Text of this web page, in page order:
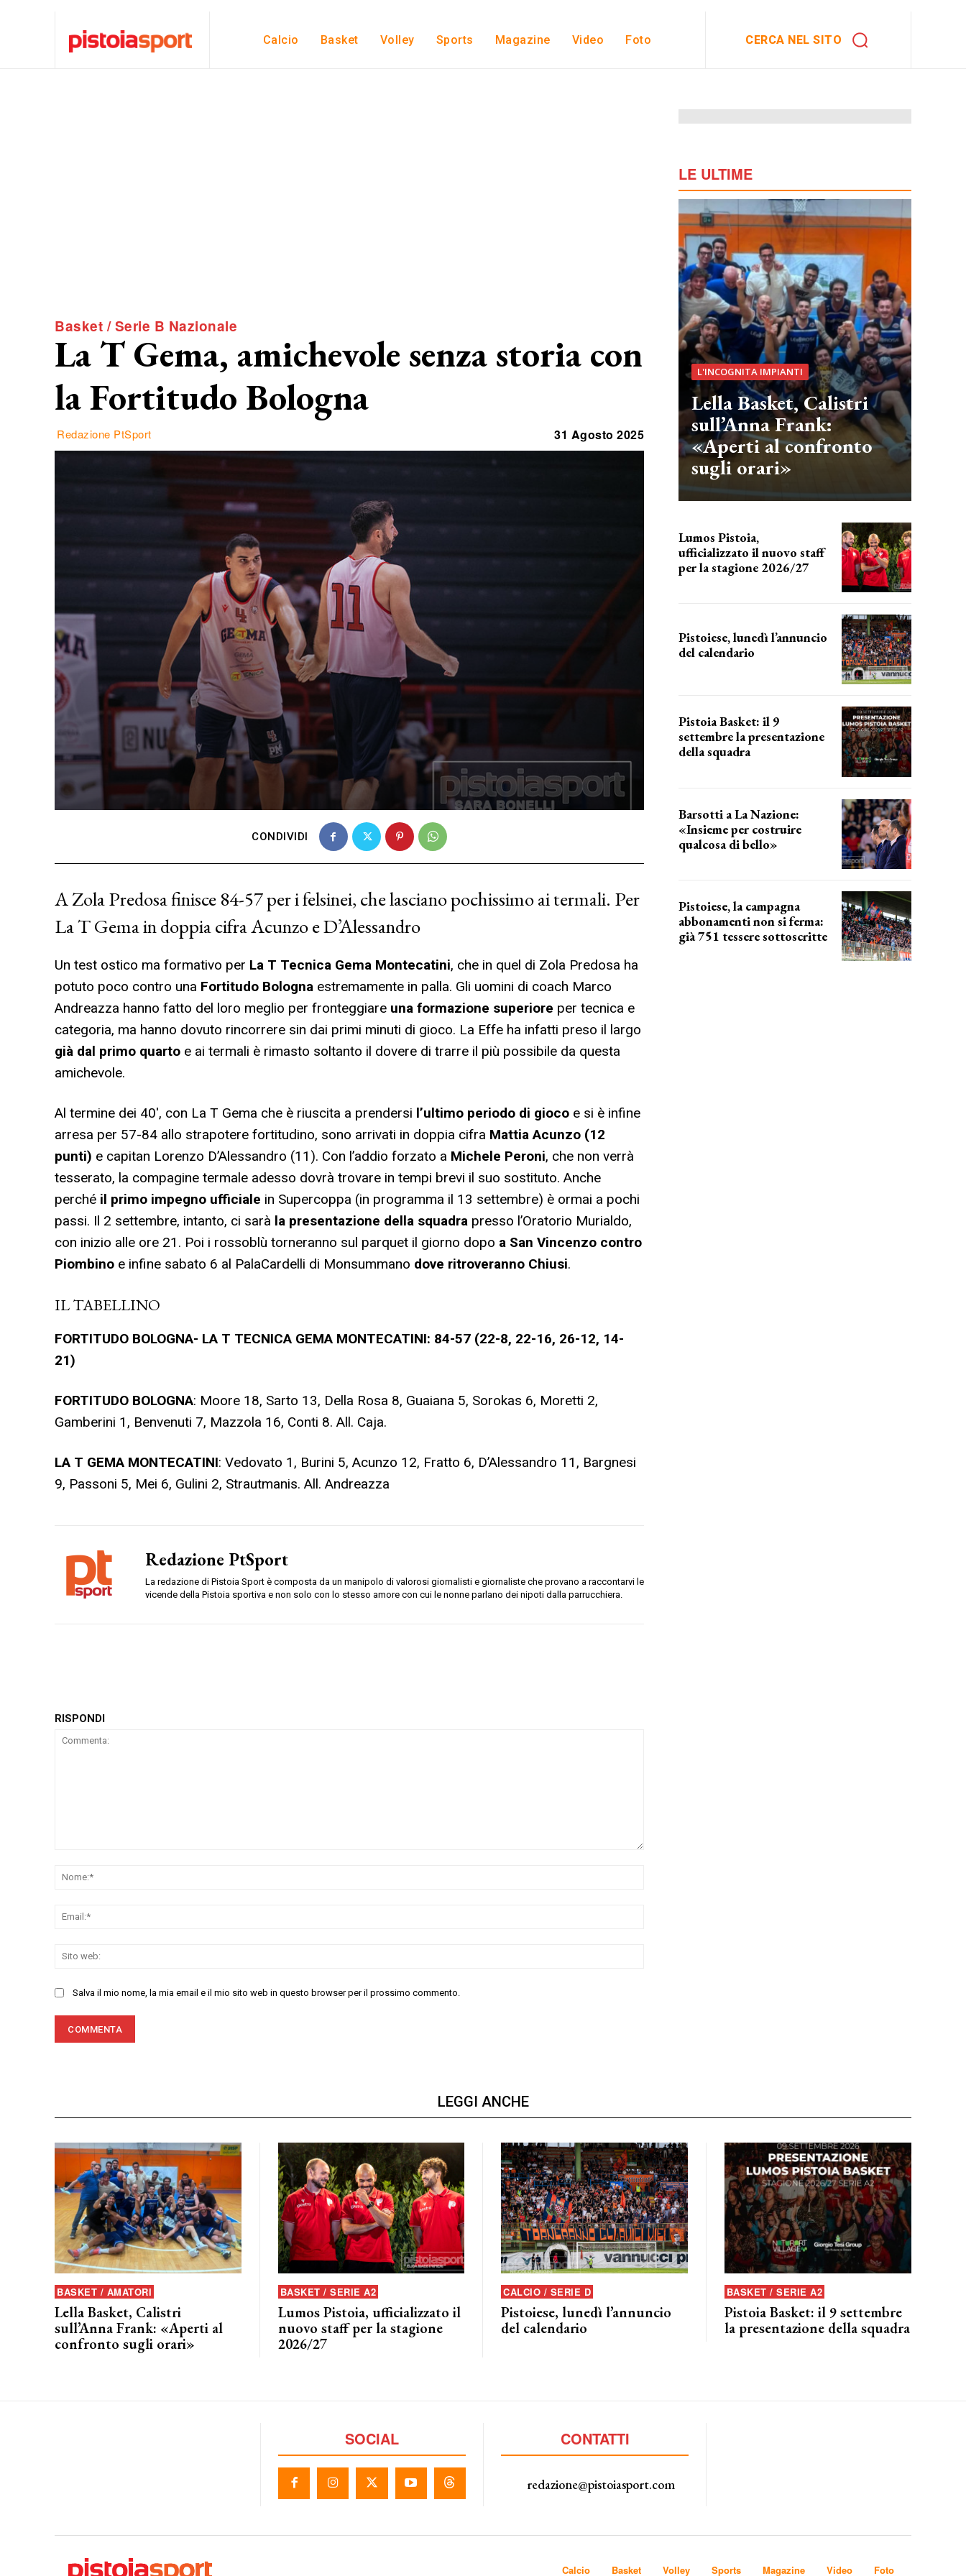
Calcio Basket Volley Sports Magazine Video Foto CERCA NEL SITO
Basket / Serie B Nazionale
La T Gema, amichevole senza storia con
la Fortitudo Bologna
Redazione PtSport 31 Agosto 2025
CONDIVIDI
A Zola Predosa finisce 84-57 per i felsinei, che lasciano pochissimo ai termali. Per
La T Gema in doppia cifra Acunzo e D’Alessandro
Un test ostico ma formativo per La T Tecnica Gema Montecatini, che in quel di Zola Predosa ha
potuto poco contro una Fortitudo Bologna estremamente in palla. Gli uomini di coach Marco
Andreazza hanno fatto del loro meglio per fronteggiare una formazione superiore per tecnica e
categoria, ma hanno dovuto rincorrere sin dai primi minuti di gioco. La Effe ha infatti preso il largo
già dal primo quarto e ai termali è rimasto soltanto il dovere di trarre il più possibile da questa
amichevole.
Al termine dei 40′, con La T Gema che è riuscita a prendersi l’ultimo periodo di gioco e si è infine
arresa per 57-84 allo strapotere fortitudino, sono arrivati in doppia cifra Mattia Acunzo (12
punti) e capitan Lorenzo D’Alessandro (11). Con l’addio forzato a Michele Peroni, che non verrà
tesserato, la compagine termale adesso dovrà trovare in tempi brevi il suo sostituto. Anche
perché il primo impegno ufficiale in Supercoppa (in programma il 13 settembre) è ormai a pochi
passi. Il 2 settembre, intanto, ci sarà la presentazione della squadra presso l’Oratorio Murialdo,
con inizio alle ore 21. Poi i rossoblù torneranno sul parquet il giorno dopo a San Vincenzo contro
Piombino e infine sabato 6 al PalaCardelli di Monsummano dove ritroveranno Chiusi.
IL TABELLINO
FORTITUDO BOLOGNA- LA T TECNICA GEMA MONTECATINI: 84-57 (22-8, 22-16, 26-12, 14-
21)
FORTITUDO BOLOGNA: Moore 18, Sarto 13, Della Rosa 8, Guaiana 5, Sorokas 6, Moretti 2,
Gamberini 1, Benvenuti 7, Mazzola 16, Conti 8. All. Caja.
LA T GEMA MONTECATINI: Vedovato 1, Burini 5, Acunzo 12, Fratto 6, D’Alessandro 11, Bargnesi
9, Passoni 5, Mei 6, Gulini 2, Strautmanis. All. Andreazza
Redazione PtSport
La redazione di Pistoia Sport è composta da un manipolo di valorosi giornalisti e giornaliste che provano a raccontarvi le
vicende della Pistoia sportiva e non solo con lo stesso amore con cui le nonne parlano dei nipoti dalla parrucchiera.
RISPONDI
Salva il mio nome, la mia email e il mio sito web in questo browser per il prossimo commento.
LE ULTIME
L'INCOGNITA IMPIANTI
Lella Basket, Calistri
sull’Anna Frank:
«Aperti al confronto
sugli orari»
Lumos Pistoia,
ufficializzato il nuovo staff
per la stagione 2026/27
Pistoiese, lunedì l’annuncio
del calendario
Pistoia Basket: il 9
settembre la presentazione
della squadra
Barsotti a La Nazione:
«Insieme per costruire
qualcosa di bello»
Pistoiese, la campagna
abbonamenti non si ferma:
già 751 tessere sottoscritte
LEGGI ANCHE
BASKET / AMATORI
Lella Basket, Calistri
sull’Anna Frank: «Aperti al
confronto sugli orari»
BASKET / SERIE A2
Lumos Pistoia, ufficializzato il
nuovo staff per la stagione
2026/27
CALCIO / SERIE D
Pistoiese, lunedì l’annuncio
del calendario
BASKET / SERIE A2
Pistoia Basket: il 9 settembre
la presentazione della squadra
SOCIAL CONTATTI
redazione@pistoiasport.com
Calcio Basket Volley Sports Magazine Video Foto